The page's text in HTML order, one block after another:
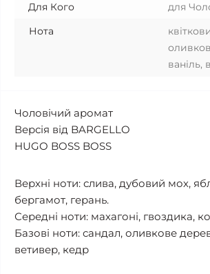
Для Кого
для
Нота
ваніль,
Чоловічий аромат
Версія від BARGELLO
HUGO BOSS BOSS
Верхні ноти: слива, дубовий мох,
бергамот, герань.
Середні ноти: махагоні, гвоздика,
Базові ноти: сандал, оливкове
ветивер, кедр